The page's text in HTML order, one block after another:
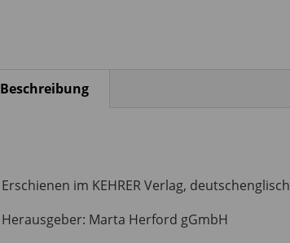
Beschreibung
Erschienen im KEHRER Verlag, deutschenglisch
Herausgeber: Marta Herford gGmbH